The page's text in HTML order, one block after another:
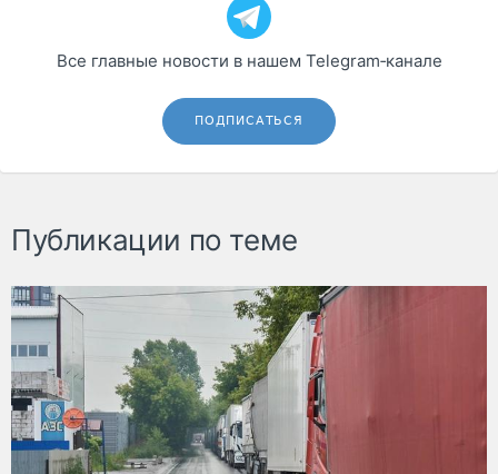
Все главные новости в нашем Telegram‑канале
ПОДПИСАТЬСЯ
Публикации по теме